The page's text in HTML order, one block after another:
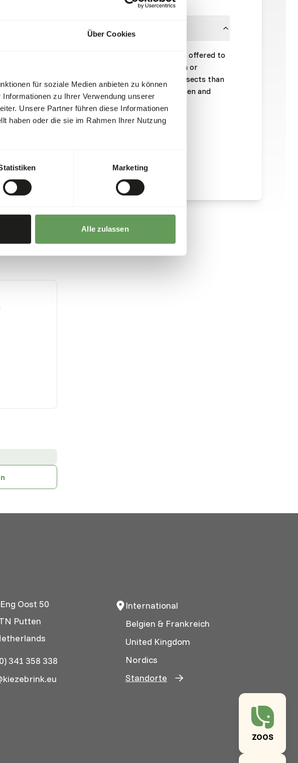
Über Cookies
für soziale Medien anbieten zu können
zu Ihrer Verwendung unserer
Unsere Partner führen diese Informationen
haben oder die sie im Rahmen Ihrer Nutzung
Marketing
Alle zulassen
ZOOS
insects should always be defrosted before being offered to
An insect which is still frozen could cause stomach or
cramps. Never offer an animal more defrosted insects than
If too many insects are offered, they’ll not be eaten and
will decrease rapidly.
Oost 50
Putten
341 358 338
International
Belgien & Frankreich
United Kingdom
Nordics
Standorte